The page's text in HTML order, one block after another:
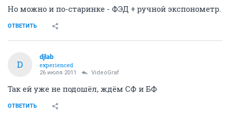
Но можно и по-старинке - ФЭД + ручной экспонометр.
ОТВЕТИТЬ
D
djlab
experienced
26 июля 2011 VideoGraf
Так ей уже не подошёл, ждём СФ и БФ
ОТВЕТИТЬ